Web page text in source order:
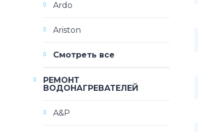
Ardo
Ariston
Смотреть все
РЕМОНТ
ВОДОНАГРЕВАТЕЛЕЙ
A&P